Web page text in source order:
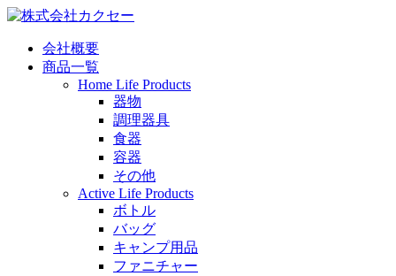
会社概要
商品一覧
Home Life Products
器物
調理器具
食器
容器
その他
Active Life Products
ボトル
バッグ
キャンプ用品
ファニチャー